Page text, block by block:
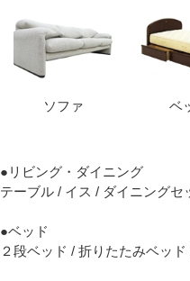
ソファ ベ
●リビング・ダイニング
テーブル / イス / ダイニングセ
●ベッド
２段ベッド / 折りたたみベッ